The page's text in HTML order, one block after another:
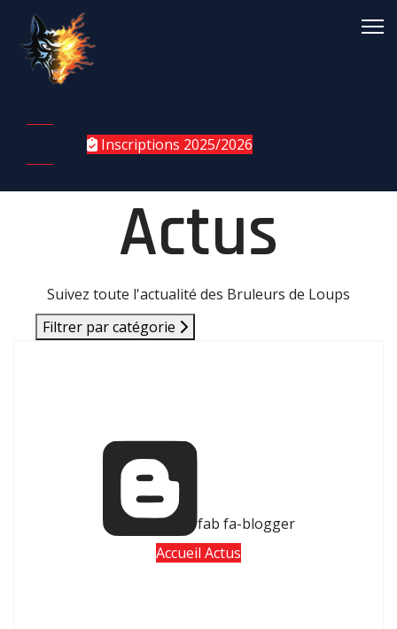
Inscriptions 2025/2026
Actus
Suivez toute l'actualité des Bruleurs de Loups
Filtrer par catégorie
fab fa-blogger
Accueil Actus